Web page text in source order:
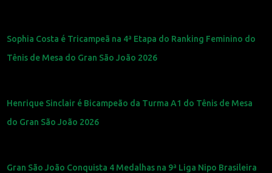
Sophia Costa é Tricampeã na 4ª Etapa do Ranking Feminino do
Tênis de Mesa do Gran São João 2026
Henrique Sinclair é Bicampeão da Turma A1 do Tênis de Mesa
do Gran São João 2026
Gran São João Conquista 4 Medalhas na 9ª Liga Nipo Brasileira